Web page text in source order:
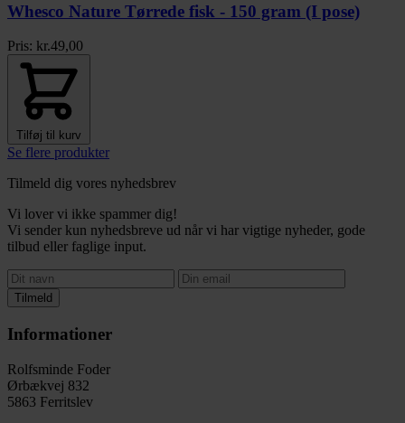
Whesco Nature Tørrede fisk - 150 gram (I pose)
Pris: kr.49,00
Tilføj til kurv
Se flere produkter
Tilmeld dig vores nyhedsbrev
Vi lover vi ikke spammer dig!
Vi sender kun nyhedsbreve ud når vi har vigtige nyheder, gode
tilbud eller faglige input.
Tilmeld
Informationer
Rolfsminde Foder
Ørbækvej 832
5863 Ferritslev